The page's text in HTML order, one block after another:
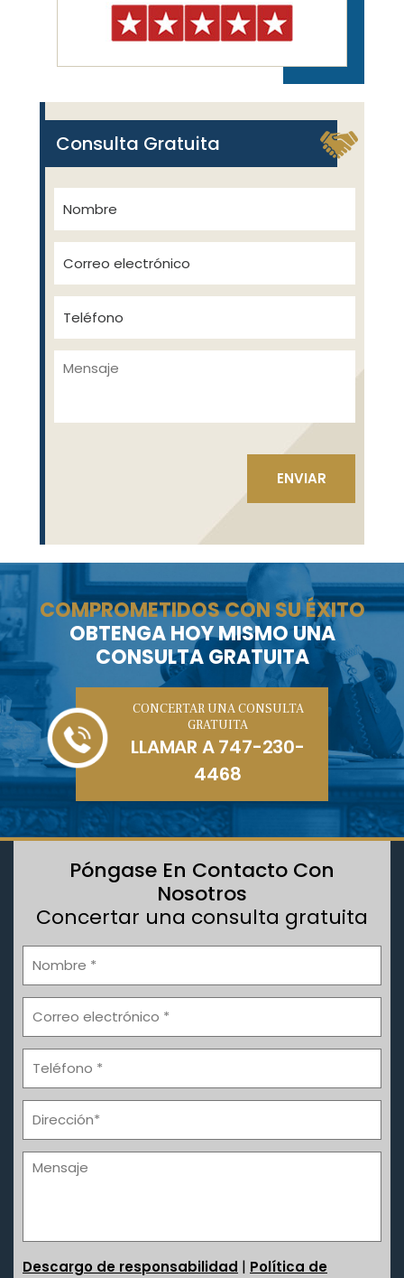
Consulta Gratuita
COMPROMETIDOS CON SU ÉXITO
OBTENGA HOY MISMO UNA
CONSULTA GRATUITA
CONCERTAR UNA CONSULTA
GRATUITA
LLAMAR A747-230-
4468
Póngase En Contacto Con
Nosotros
Concertar una consulta gratuita
Descargo de responsabilidad | Política de